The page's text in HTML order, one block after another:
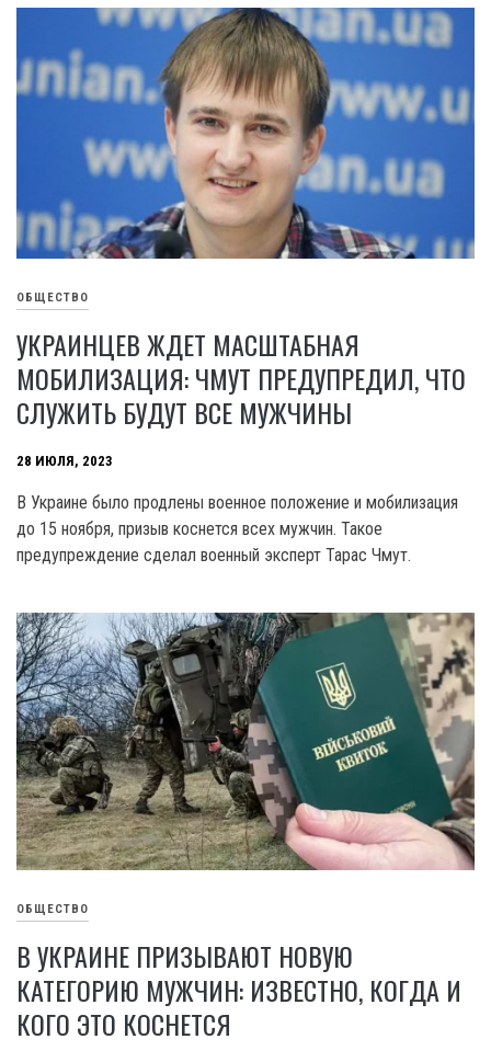
ОБЩЕСТВО
УКРАИНЦЕВ ЖДЕТ МАСШТАБНАЯ
МОБИЛИЗАЦИЯ: ЧМУТ ПРЕДУПРЕДИЛ, ЧТО
СЛУЖИТЬ БУДУТ ВСЕ МУЖЧИНЫ
28 ИЮЛЯ, 2023
B Украине было продлены военное положение и мобилизация
до 15 ноября, призыв коснется всех мужчин. Такое
предупреждение сделал военный эксперт Тарас Чмут.
ОБЩЕСТВО
В УКРАИНЕ ПРИЗЫВАЮТ НОВУЮ
КАТЕГОРИЮ МУЖЧИН: ИЗВЕСТНО, КОГДА И
КОГО ЭТО КОСНЕТСЯ